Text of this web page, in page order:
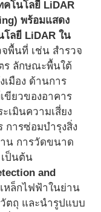
คโนโลยี LiDAR
พร้อมแสดง
โลยี LiDAR ใน
พื้นที่ เช่น สำรวจ
ร ลักษณะพื้นใต้
มือง ด้านการ
ขียวของอาคาร
เมินความเสี่ยง
การซ่อมบำรุงสิ่ง
น การวัดขนาด
ป็นต้น
and
หล็กไฟฟ้าในย่าน
ตถุ และนำรูปแบบ